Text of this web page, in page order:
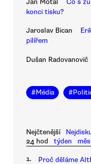
Jan Motal
Co s
konci tisku?
Jaroslav Bican
pilířem
Dušan Radovanovič
#Média #
Nejčtenější
24 hod
týden
1. Proč děláme